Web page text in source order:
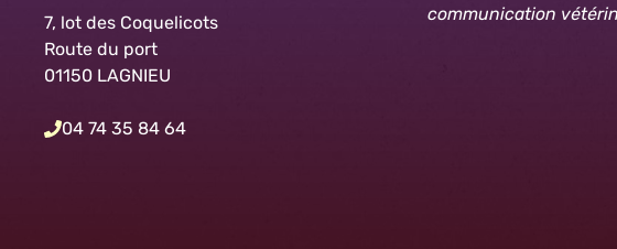
7, lot des Coquelicots
Route du port
01150 LAGNIEU
04 74 35 84 64
communication